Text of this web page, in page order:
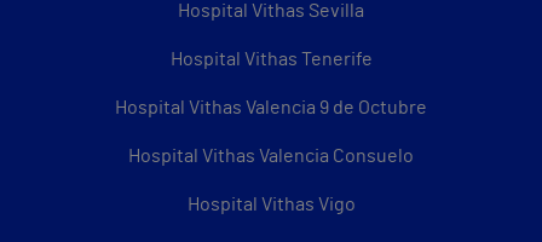
Hospital Vithas Sevilla
Hospital Vithas Tenerife
Hospital Vithas Valencia 9 de Octubre
Hospital Vithas Valencia Consuelo
Hospital Vithas Vigo